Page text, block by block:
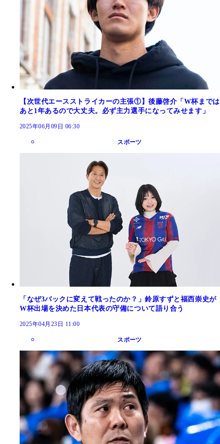
【次世代エースストライカーの主張①】後藤啓介「W杯までは
あと1年あるので大丈夫。必ず主力選手になってみせます」
2025年06月09日 06:30
スポーツ
「なぜ3バックに変えて戦ったのか？」鈴原すずと福西崇史が
W杯出場を決めた日本代表の守備について語り合う
2025年04月23日 11:00
スポーツ